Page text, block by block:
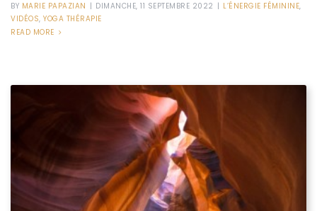
BY MARIE PAPAZIAN | DIMANCHE, 11 SEPTEMBRE 2022 | L’ÉNERGIE FÉMININE,
VIDÉOS, YOGA THÉRAPIE
READ MORE